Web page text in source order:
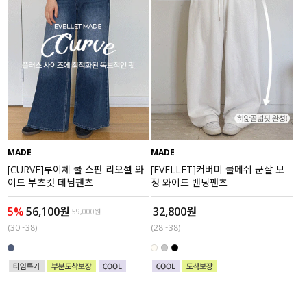
셔츠
니트
수영복
아우터
스커트
언더웨어/파자마
코디템
FIT ZOOM
MADE
[CURVE]루이체 쿨 스판 리오셀 와
이드 부츠컷 데님팬츠
5%56,100원 59,000원
(30~38)
MADE
[EVELLET]커버미 쿨메쉬 군살 보
정 와이드 밴딩팬츠
32,800원
(28~38)